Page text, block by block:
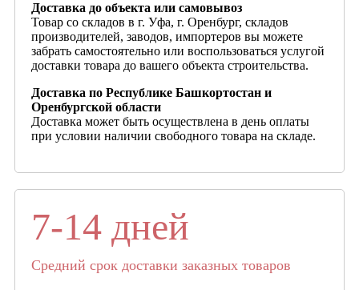
Доставка до объекта или самовывоз
Товар со складов в г. Уфа, г. Оренбург, складов
производителей, заводов, импортеров вы можете
забрать самостоятельно или воспользоваться услугой
доставки товара до вашего объекта строительства.
Доставка по Республике Башкортостан и
Оренбургской области
Доставка может быть осуществлена в день оплаты
при условии наличии свободного товара на складе.
7-14 дней
Средний срок доставки заказных товаров